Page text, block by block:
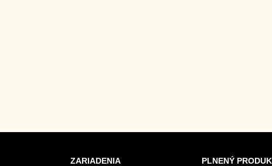
ZARIADENIA PLNENÝ